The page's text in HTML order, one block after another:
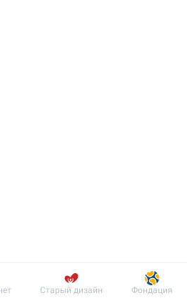
Пациенту
Старый дизайн Фондация